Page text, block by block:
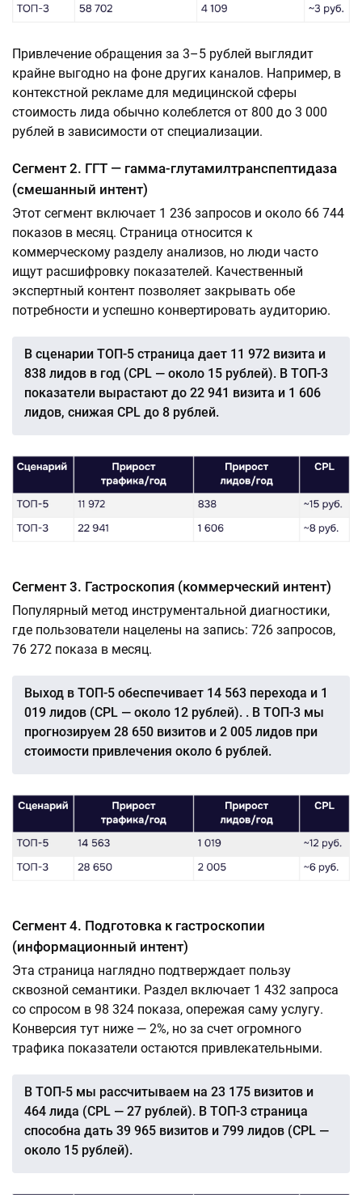
Привлечение обращения за 3–5 рублей выглядит
крайне выгодно на фоне других каналов. Например, в
контекстной рекламе для медицинской сферы
стоимость лида обычно колеблется от 800 до 3 000
рублей в зависимости от специализации.
Сегмент 2. ГГТ — гамма-глутамилтранспептидаза
(смешанный интент)
Этот сегмент включает 1 236 запросов и около 66 744
показов в месяц. Страница относится к
коммерческому разделу анализов, но люди часто
ищут расшифровку показателей. Качественный
экспертный контент позволяет закрывать обе
потребности и успешно конвертировать аудиторию.
В сценарии ТОП-5 страница дает 11 972 визита и
838 лидов в год (CPL — около 15 рублей). В ТОП-3
показатели вырастают до 22 941 визита и 1 606
лидов, снижая CPL до 8 рублей.
Сегмент 3. Гастроскопия (коммерческий интент)
Популярный метод инструментальной диагностики,
где пользователи нацелены на запись: 726 запросов,
76 272 показа в месяц.
Выход в ТОП-5 обеспечивает 14 563 перехода и 1
019 лидов (CPL — около 12 рублей). . В ТОП-3 мы
прогнозируем 28 650 визитов и 2 005 лидов при
стоимости привлечения около 6 рублей.
Сегмент 4. Подготовка к гастроскопии
(информационный интент)
Эта страница наглядно подтверждает пользу
сквозной семантики. Раздел включает 1 432 запроса
со спросом в 98 324 показа, опережая саму услугу.
Конверсия тут ниже — 2%, но за счет огромного
трафика показатели остаются привлекательными.
В ТОП-5 мы рассчитываем на 23 175 визитов и
464 лида (CPL — 27 рублей). В ТОП-3 страница
способна дать 39 965 визитов и 799 лидов (CPL —
около 15 рублей).